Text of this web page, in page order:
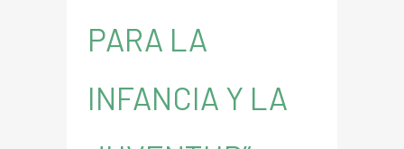
PARA LA
INFANCIA Y LA